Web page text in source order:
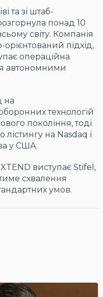
та зі штаб-
понад 10
світу. Компанія
підхід,
операційна
автономними
на
технологій
покоління, тоді
на Nasdaq і
у США.
виступає Stifel,
схвалення
умов.